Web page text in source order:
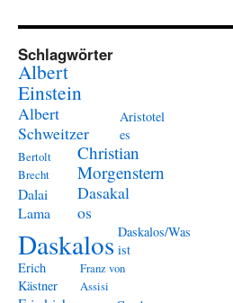
Schlagwörter
Albert
Einstein
Albert
Schweitzer
Aristotel
es
Bertolt
Brecht
Christian
Morgenstern
Dalai
Lama
Dasakal
os
Daskalos Daskalos/Was
ist
Erich
Kästner
Franz von
Assisi